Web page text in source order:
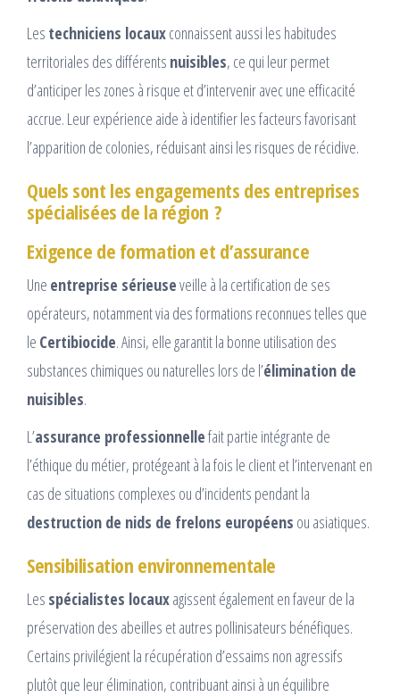
Les techniciens locauxconnaissent aussi les habitudes
territoriales des différents nuisibles, ce qui leur permet
d’anticiper les zones à risque et d’intervenir avec une efficacité
accrue. Leur expérience aide à identifier les facteurs favorisant
l’apparition de colonies, réduisant ainsi les risques de récidive.
Quels sont les engagements des entreprises
spécialisées de la région ?
Exigence de formation et d’assurance
Une entreprise sérieuseveille à la certification de ses
opérateurs, notamment via des formations reconnues telles que
le Certibiocide. Ainsi, elle garantit la bonne utilisation des
substances chimiques ou naturelles lors de l’élimination de
nuisibles.
L’assurance professionnellefait partie intégrante de
l’éthique du métier, protégeant à la fois le client et l’intervenant en
cas de situations complexes ou d’incidents pendant la
destruction de nids de frelons européens ou asiatiques.
Sensibilisation environnementale
Les spécialistes locauxagissent également en faveur de la
préservation des abeilles et autres pollinisateurs bénéfiques.
Certains privilégient la récupération d’essaims non agressifs
plutôt que leur élimination, contribuant ainsi à un équilibre